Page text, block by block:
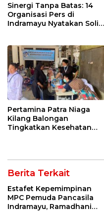
Sinergi Tanpa Batas: 14
Organisasi Pers di
Indramayu Nyatakan Solid
Pertamina Patra Niaga
Kilang Balongan
Tingkatkan Kesehatan
Perawatan Gigi
Berita Terkait
Estafet Kepemimpinan
MPC Pemuda Pancasila
Indramayu, Ramadhani